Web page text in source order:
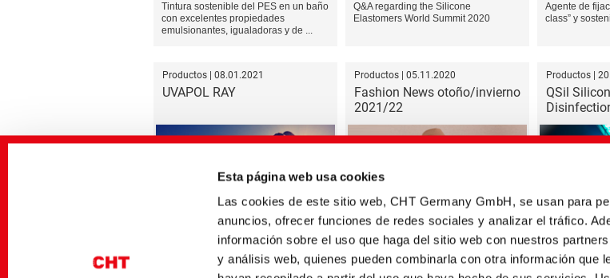
Esta página web usa cookies
Las cookies de este sitio web, CHT Germany GmbH, se usan para
anuncios, ofrecer funciones de redes sociales y analizar el tráfico.
información sobre el uso que haga del sitio web con nuestros
y análisis web, quienes pueden combinarla con otra información que
Tintura sostenible del PES en un baño
con excelentes propiedades
emulsionantes, igualadoras y de ...
Q&A regarding the Silicone
Elastomers World Summit 2020
Agente de
class” y
Productos | 08.01.2021
UVAPOL RAY
UV absorber for excellent light
fastness, colour intensity and brilliance
Productos | 05.11.2020
Fashion News otoño/invierno
2021/22
Los colores de moda para la próxima
temporada otoño/invierno.
Productos |
QSil
CHT
perfectly